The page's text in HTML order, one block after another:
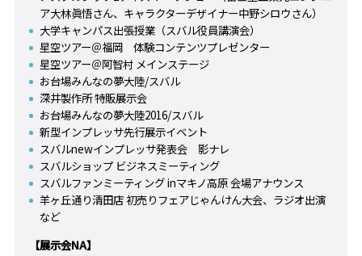
ア大林眞悟さん、キャラクターデザイナー中野シロウさん）
大学キャンパス出張授業（スバル役員講演会）
星空ツアー＠福岡 体験コンテンツプレゼンター
星空ツアー＠阿智村 メインステージ
お台場みんなの夢大陸/スバル
深井製作所 特販展示会
お台場みんなの夢大陸2016/スバル
新型インプレッサ先行展示イベント
スバルnewインプレッサ発表会 影ナレ
スバルショップ ビジネスミーティング
スバルファンミーティング inマキノ高原 会場アナウンス
羊ヶ丘通り清田店 初売りフェアじゃんけん大会、ラジオ出演
など
【展示会NA】